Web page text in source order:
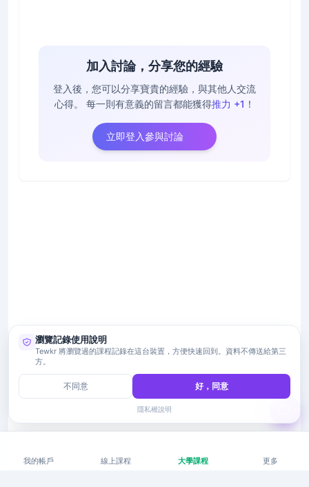
加入討論，分享您的經驗
登入後，您可以分享寶貴的經驗，與其他人交流
心得。
每一則有意義的留言都能獲得推力 +1 ！
立即登入參與討論
我的帳戶 線上課程 大學課程 更多
瀏覽記錄使用說明
Tewkr 將瀏覽過的課程記錄在這台裝置，方便快速回到。資料不傳送給第三
方。
不同意 好，同意
隱私權說明